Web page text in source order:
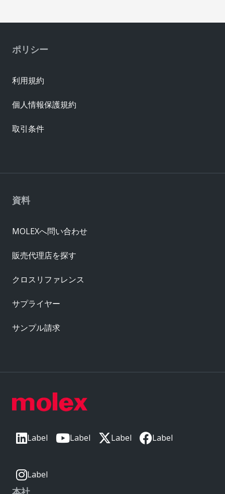
Label Label Label Label
Label
本社
資料
MOLEXへ問い合わせ
販売代理店を探す
クロスリファレンス
サプライヤー
サンプル請求
ポリシー
利用規約
個人情報保護規約
取引条件